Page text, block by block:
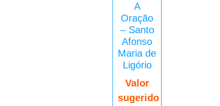
A
Oração
– Santo
Afonso
Maria de
Ligório
Valor
sugerido